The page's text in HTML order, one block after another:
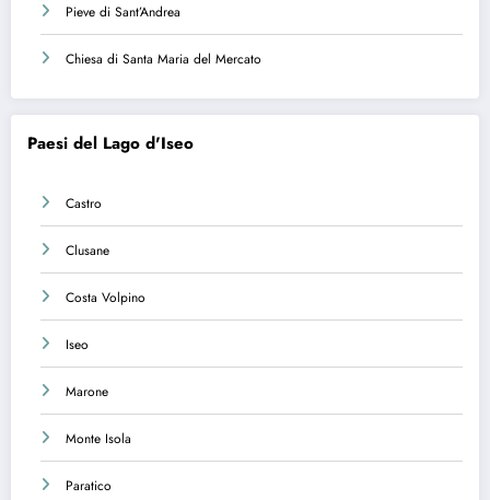
Pieve di Sant’Andrea
Chiesa di Santa Maria del Mercato
Paesi del Lago d'Iseo
Castro
Clusane
Costa Volpino
Iseo
Marone
Monte Isola
Paratico